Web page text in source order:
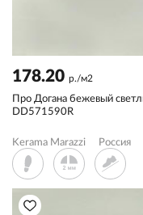
178.20 р./м2
Про Догана бежевый
DD571590R
Kerama Marazzi Россия